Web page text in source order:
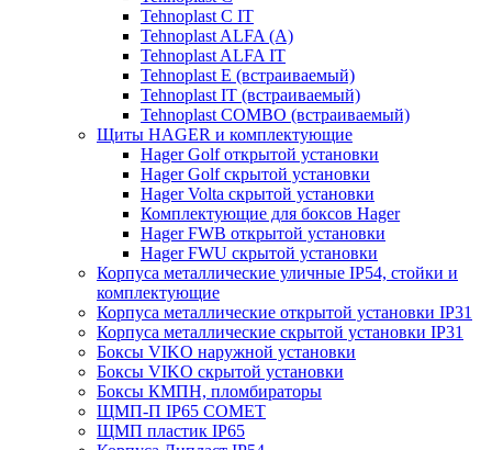
Tehnoplast C IT
Tehnoplast ALFA (А)
Tehnoplast ALFA IT
Tehnoplast E (встраиваемый)
Tehnoplast IT (встраиваемый)
Tehnoplast COMBO (встраиваемый)
Щиты HAGER и комплектующие
Hager Golf открытой установки
Hager Golf скрытой установки
Hager Volta скрытой установки
Комплектующие для боксов Hager
Hager FWB открытой установки
Hager FWU скрытой установки
Корпуса металлические уличные IP54, стойки и
комплектующие
Корпуса металлические открытой установки IP31
Корпуса металлические скрытой установки IP31
Боксы VIKO наружной установки
Боксы VIKO скрытой установки
Боксы КМПН, пломбираторы
ЩМП-П IP65 COMET
ЩМП пластик IP65